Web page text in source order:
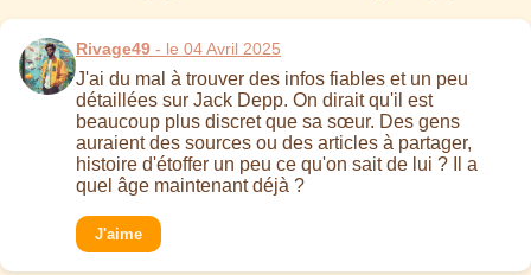
Rivage49 - le 04 Avril 2025
J'ai du mal à trouver des infos fiables et un peu
détaillées sur Jack Depp. On dirait qu'il est
beaucoup plus discret que sa sœur. Des gens
auraient des sources ou des articles à partager,
histoire d'étoffer un peu ce qu'on sait de lui ? Il a
quel âge maintenant déjà ?
J'aime